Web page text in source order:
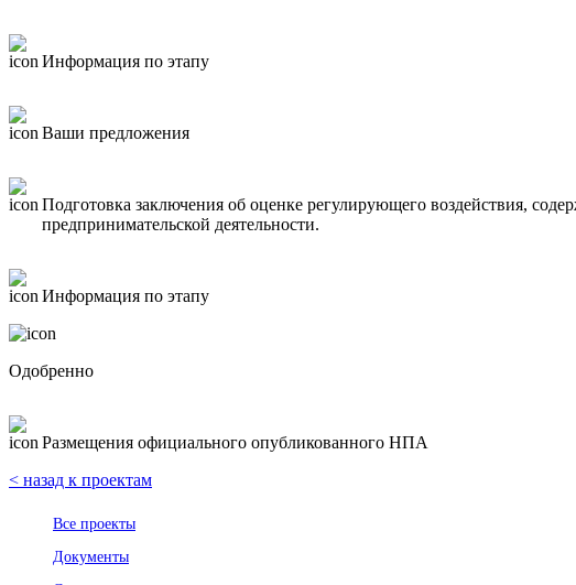
Информация по этапу
Ваши предложения
Подготовка заключения об оценке регулирующего воздействия,
предпринимательской деятельности.
Информация по этапу
Одобренно
Размещения официального опубликованного НПА
< назад к проектам
Все проекты
Документы